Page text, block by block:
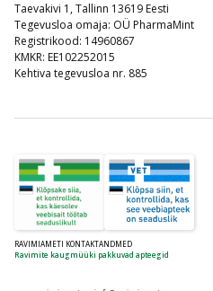
Taevakivi 1, Tallinn 13619 Eesti
Tegevusloa omaja: OÜ PharmaMint
Registrikood: 14960867
KMKR: EE102252015
Kehtiva tegevusloa nr. 885
RAVIMIAMETI KONTAKTANDMED
Ravimite kaugmüüki pakkuvad apteegid